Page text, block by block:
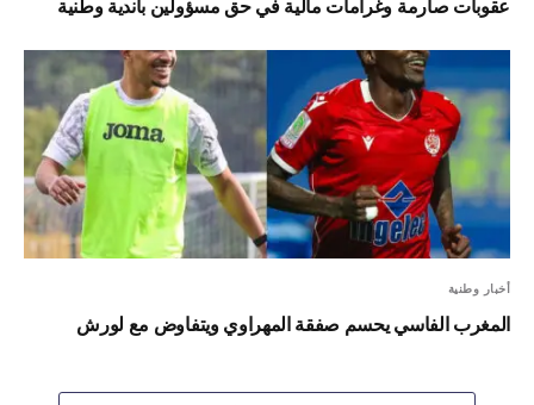
عقوبات صارمة وغرامات مالية في حق مسؤولين بأندية وطنية
أخبار وطنية
المغرب الفاسي يحسم صفقة المهراوي ويتفاوض مع لورش